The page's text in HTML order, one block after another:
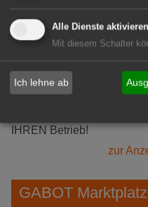
GABOT
1A-Lage, ihre Chance in
grünen Branche
IHREN Betrieb!
zur
GABOT Marktplatz
Alle Dienste
Mit diesem Schalter
Ich lehne ab